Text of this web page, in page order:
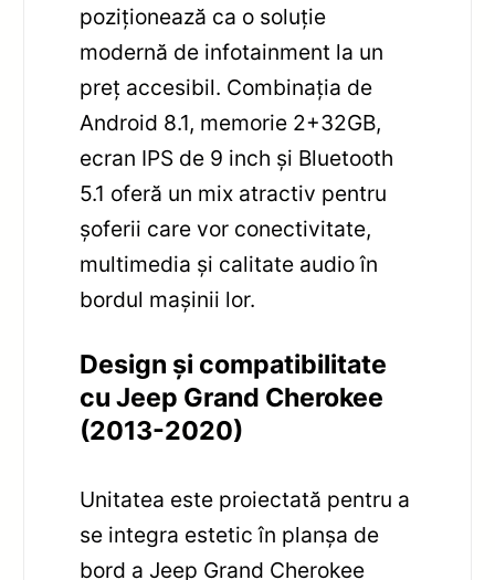
poziționează ca o soluție
modernă de infotainment la un
preț accesibil. Combinația de
Android 8.1, memorie 2+32GB,
ecran IPS de 9 inch și Bluetooth
5.1 oferă un mix atractiv pentru
șoferii care vor conectivitate,
multimedia și calitate audio în
bordul mașinii lor.
Design și compatibilitate
cu Jeep Grand Cherokee
(2013-2020)
Unitatea este proiectată pentru a
se integra estetic în planșa de
bord a Jeep Grand Cherokee